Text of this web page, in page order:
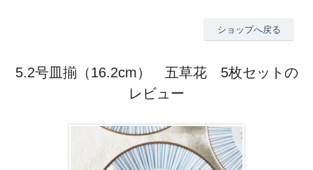
ショップへ戻る
5.2号皿揃（16.2cm） 五草花 5枚セットの
レビュー